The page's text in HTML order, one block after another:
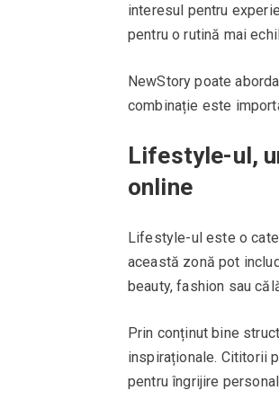
interesul pentru
pentru o rutină mai
NewStory poate
combinație este
Lifestyle-ul,
online
Lifestyle-ul este o
această zonă pot
beauty, fashion sau
Prin conținut bine
inspiraționale. Cititorii
pentru îngrijire